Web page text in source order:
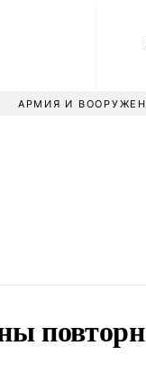
АРМИЯ И